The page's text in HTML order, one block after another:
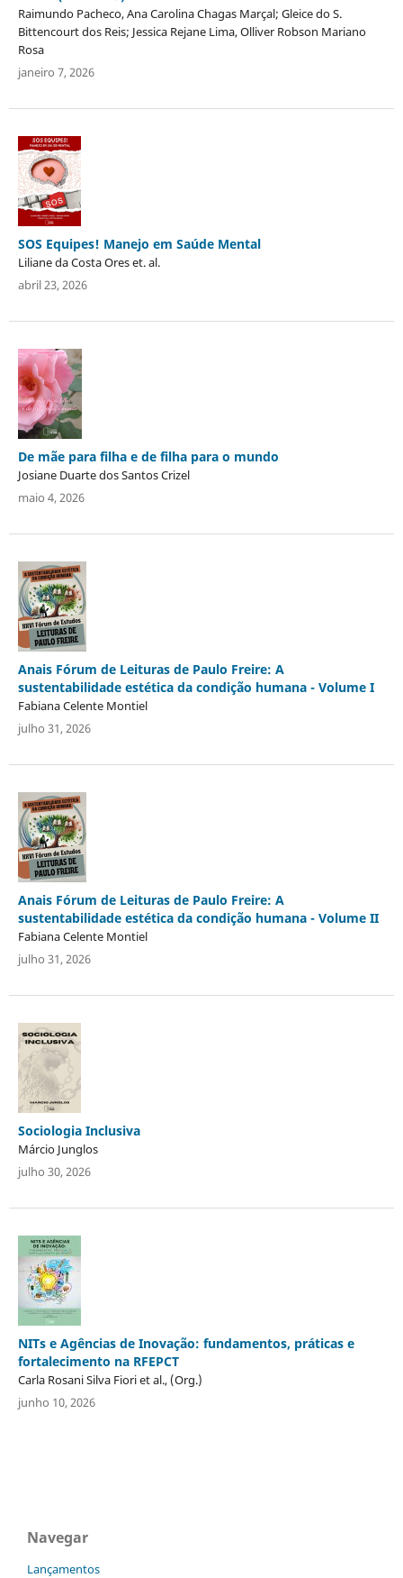
Raimundo Pacheco, Ana Carolina Chagas Marçal; Gleice do S.
Bittencourt dos Reis; Jessica Rejane Lima, Olliver Robson Mariano
Rosa
janeiro 7, 2026
SOS Equipes! Manejo em Saúde Mental
Liliane da Costa Ores et. al.
abril 23, 2026
De mãe para filha e de filha para o mundo
Josiane Duarte dos Santos Crizel
maio 4, 2026
Anais Fórum de Leituras de Paulo Freire: A
sustentabilidade estética da condição humana - Volume I
Fabiana Celente Montiel
julho 31, 2026
Anais Fórum de Leituras de Paulo Freire: A
sustentabilidade estética da condição humana - Volume II
Fabiana Celente Montiel
julho 31, 2026
Sociologia Inclusiva
Márcio Junglos
julho 30, 2026
NITs e Agências de Inovação: fundamentos, práticas e
fortalecimento na RFEPCT
Carla Rosani Silva Fiori et al., (Org.)
junho 10, 2026
Navegar
Lançamentos